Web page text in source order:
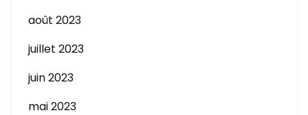
août 2023
juillet 2023
juin 2023
mai 2023